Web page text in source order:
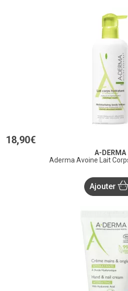
18,90€
A-DERMA
Aderma Avoine Lait
Ajouter